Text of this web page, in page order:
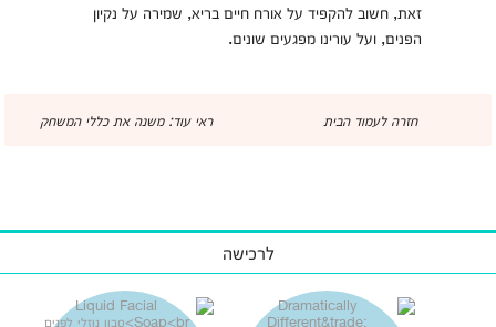
זאת, חשוב להקפיד על אורח חיים בריא, שמירה על נקיון
הפנים, ועל עורינו מפגעים שונים.
חזרה לעמוד הבית ראי עוד: משנה את כללי המשחק
לרכישה